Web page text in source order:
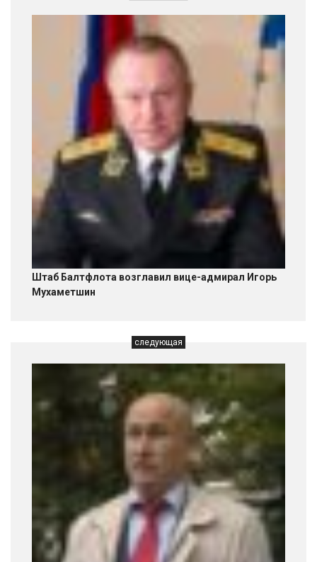
Штаб Балтфлота возглавил вице-адмирал Игорь
Мухаметшин
следующая